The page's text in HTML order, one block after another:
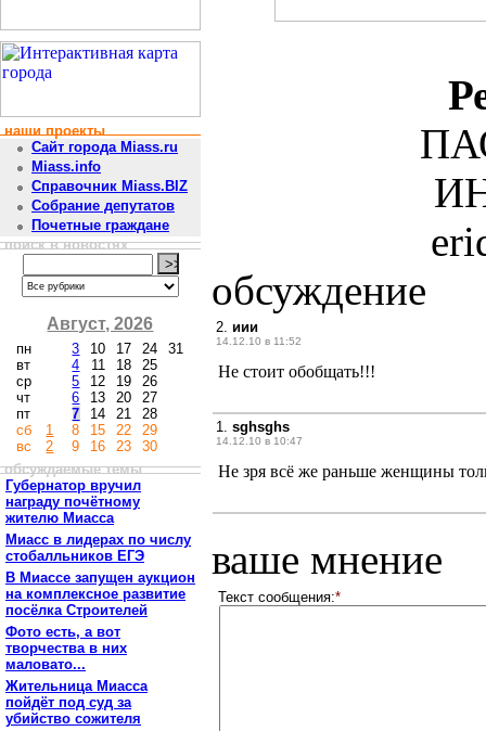
наши проекты
Сайт города Miass.ru
Miass.info
Справочник Miass.BIZ
Собрание депутатов
Почетные граждане
поиск в новостях
Август, 2026
пн
вт
ср
чт
пт
сб
вс
1
2
3
4
5
6
7
8
9
10
11
12
13
14
15
16
17
18
19
20
21
22
23
24
25
26
27
28
29
30
31
обсуждаемые темы
Губернатор вручил
награду почётному
жителю Миасса
Миасс в лидерах по числу
стобалльников ЕГЭ
В Миассе запущен аукцион
на комплексное развитие
посёлка Строителей
Фото есть, а вот
творчества в них
маловато...
Жительница Миасса
пойдёт под суд за
убийство сожителя
обсуждение
2. иии
14.12.10 в 11:52
Не стоит обобщать!!!
1. sghsghs
14.12.10 в 10:47
Не зря всё же раньше женщины
ваше мнение
Текст сообщения:*